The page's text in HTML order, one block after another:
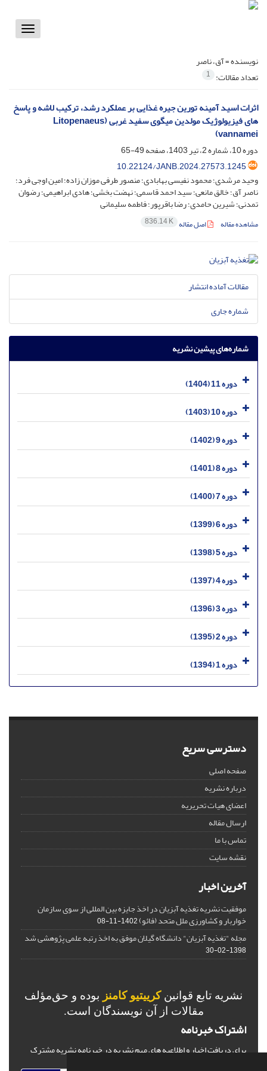
Toggle
نویسنده =آق، ناصر
تعداد مقالات: 1
اثرات اسید آمینه تورین جیره غذایی بر عملکرد رشد، ترکیب لاشه و پاسخ
های فیزیولوژیک مولدین میگوی سفید غربی (Litopenaeus
vannamei)
دوره 10، شماره 2، تیر 1403، صفحه
49-65
10.22124/JANB.2024.27573.1245
وحید مرشدی؛ محمود نفیسی بهابادی؛ منصور طرفی موزان زاده؛ امین اوجی فرد؛
ناصر آق؛ خالق مانعی؛ سید احمد قاسمی؛ نهضت بخشی؛ هادی ابراهیمی؛ رضوان
تمدنی؛ شیرین حامدی؛ رضا باقرپور؛ فاطمه سلیمانی
مشاهده مقاله اصل مقاله 836.14 K
مقالات آماده انتشار
شماره جاری
شماره‌های پیشین نشریه
دوره 11 (1404)
دوره 10 (1403)
دوره 9 (1402)
دوره 8 (1401)
دوره 7 (1400)
دوره 6 (1399)
دوره 5 (1398)
دوره 4 (1397)
دوره 3 (1396)
دوره 2 (1395)
دوره 1 (1394)
دسترسی سریع
صفحه اصلی
درباره نشریه
اعضای هیات تحریریه
ارسال مقاله
تماس با ما
نقشه سایت
آخرین اخبار
موفقیت نشریه تغذیه آبزیان در اخذ جایزه بین المللی از سوی سازمان
خواربار و کشاورزی ملل متحد (فائو)1402-11-08
مجله "تغذیه آبزیان" دانشگاه گیلان موفق به اخذ رتبه علمی پژوهشی شد
1398-02-30
نشریه تابع قوانینکرییتیو کامنز بوده و حق‌مؤلف
مقالات از آن نویسندگان است.
اشتراک خبرنامه
برای دریافت اخبار و اطلاعیه های مهم نشریه در خبرنامه نشریه مشترک